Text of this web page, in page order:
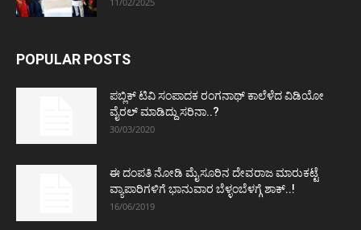
POPULAR POSTS
ಪಬ್ಲಿಕ್ ಟಿವಿ ಸಂಪಾದಕ ರಂಗನಾಥ್ ಕಾಲೆಳೆದ ವಿಡಿಯೋ
ವೈರಲ್ ಮಾಡಿದ್ದು ಸರಿನಾ..?
30/03/2020
ಈ ದಂಪತಿ ನೋಡಿ ಮೈಸೂರಿನ ದೇವರಾಜ ಮಾರುಕಟ್ಟೆ
ವ್ಯಾಪಾರಿಗಳಿಗೆ ಭಾನುವಾರ ಬೆಳ್ಳಂಬೆಳಗ್ಗೆ ಶಾಕ್..!
16/06/2019